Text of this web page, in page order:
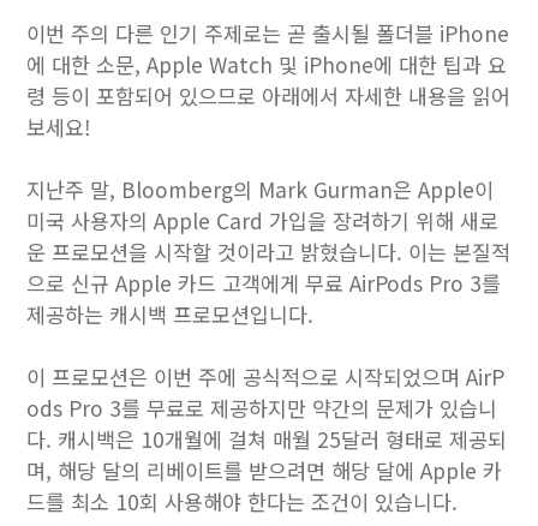
이번 주의 다른 인기 주제로는 곧 출시될 폴더블 iPhone
에 대한 소문, Apple Watch 및 iPhone에 대한 팁과 요
령 등이 포함되어 있으므로 아래에서 자세한 내용을 읽어
보세요!
지난주 말, Bloomberg의 Mark Gurman은 Apple이
미국 사용자의 Apple Card 가입을 장려하기 위해 새로
운 프로모션을 시작할 것이라고 밝혔습니다. 이는 본질적
으로 신규 Apple 카드 고객에게 무료 AirPods Pro 3를
제공하는 캐시백 프로모션입니다.
이 프로모션은 이번 주에 공식적으로 시작되었으며 AirP
ods Pro 3를 무료로 제공하지만 약간의 문제가 있습니
다. 캐시백은 10개월에 걸쳐 매월 25달러 형태로 제공되
며, 해당 달의 리베이트를 받으려면 해당 달에 Apple 카
드를 최소 10회 사용해야 한다는 조건이 있습니다.